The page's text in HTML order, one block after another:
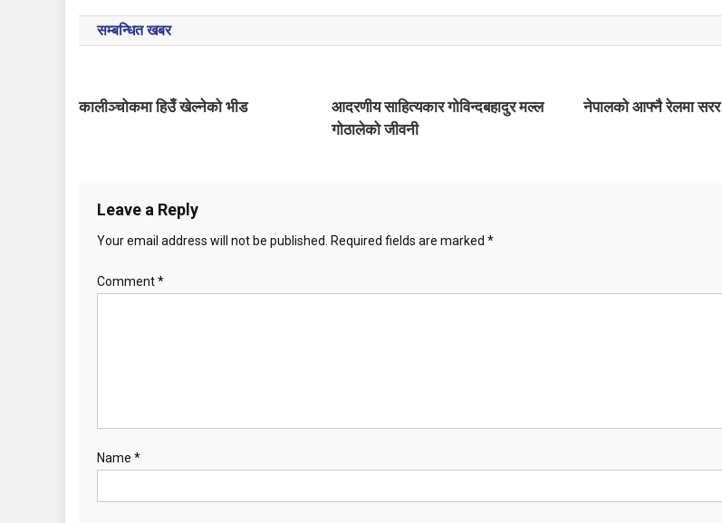
o
s
n
सम्बन्धित खबर
कालीञ्चोकमा हिउँ खेल्नेको भीड
आदरणीय साहित्यकार गोविन्दबहादुर मल्ल
गोठालेको जीवनी
नेपालको आफ्नै रेलमा सरर
Leave a Reply
Your email address will not be published. Required fields are marked *
Comment*
Name *